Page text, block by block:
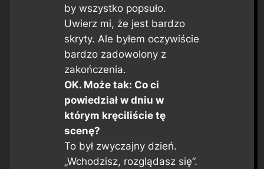
by wszystko popsuło.
Uwierz mi, że jest bardzo
skryty. Ale byłem oczywiście
bardzo zadowolony z
zakończenia.
OK. Może tak: Co ci
powiedział w dniu w
którym kręciliście tę
scenę?
To był zwyczajny dzień.
„Wchodzisz, rozglądasz się”.